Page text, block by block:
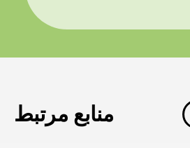
منابع مرتبط